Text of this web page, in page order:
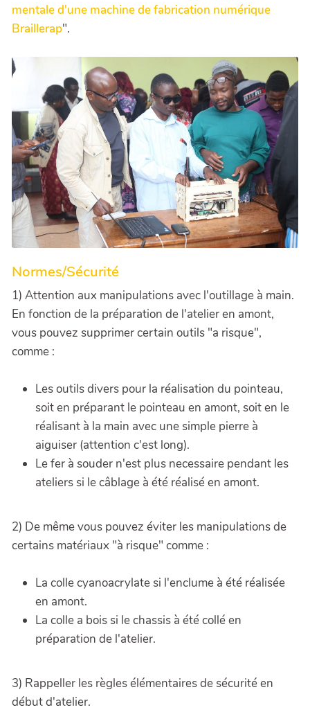
mentale d'une machine de fabrication numérique
Braillerap".
Normes/Sécurité
1) Attention aux manipulations avec l'outillage à main.
En fonction de la préparation de l'atelier en amont,
vous pouvez supprimer certain outils "a risque",
comme :
Les outils divers pour la réalisation du pointeau,
soit en préparant le pointeau en amont, soit en le
réalisant à la main avec une simple pierre à
aiguiser (attention c'est long).
Le fer à souder n'est plus necessaire pendant les
ateliers si le câblage à été réalisé en amont.
2) De même vous pouvez éviter les manipulations de
certains matériaux "à risque" comme :
La colle cyanoacrylate si l'enclume à été réalisée
en amont.
La colle a bois si le chassis à été collé en
préparation de l'atelier.
3) Rappeller les règles élémentaires de sécurité en
début d'atelier.